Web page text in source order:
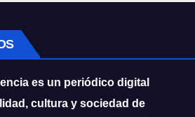
es un periódico digital
cultura y sociedad de